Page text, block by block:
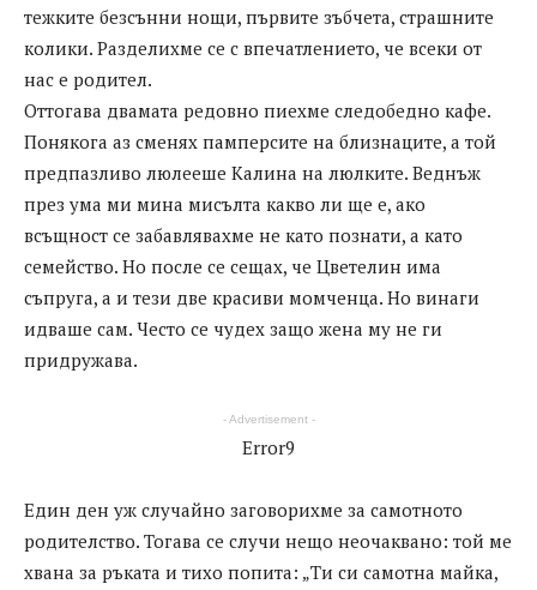
тежките безсънни нощи, първите зъбчета, страшните
колики. Разделихме се с впечатлението, че всеки от
нас е родител.
Оттогава двамата редовно пиехме следобедно кафе.
Понякога аз сменях памперсите на близнаците, а той
предпазливо люлееше Калина на люлките. Веднъж
през ума ми мина мисълта какво ли ще е, ако
всъщност се забавлявахме не като познати, а като
семейство. Но после се сещах, че Цветелин има
съпруга, а и тези две красиви момченца. Но винаги
идваше сам. Често се чудех защо жена му не ги
придружава.
- Advertisement -
Error9
Един ден уж случайно заговорихме за самотното
родителство. Тогава се случи нещо неочаквано: той ме
хвана за ръката и тихо попита: „Ти си самотна майка,